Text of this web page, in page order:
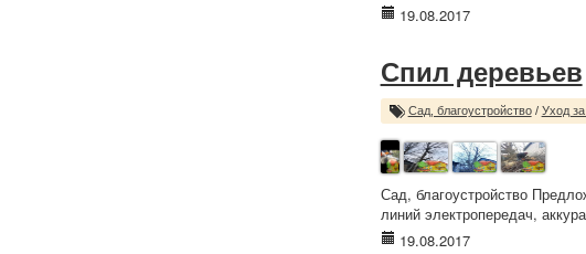
19.08.2017
Спил деревьев
Сад, благоустройство/ Уход
Сад, благоустройство
линий электропередач,
19.08.2017